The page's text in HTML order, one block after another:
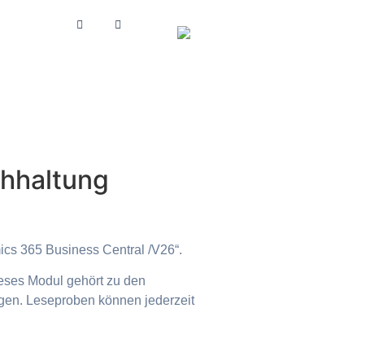
365 Business Central /V26“.
Modul gehört zu den
Leseproben können jederzeit